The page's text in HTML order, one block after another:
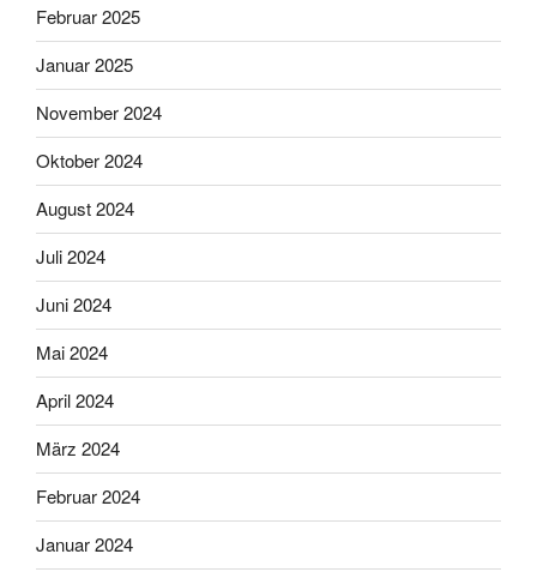
Februar 2025
Januar 2025
November 2024
Oktober 2024
August 2024
Juli 2024
Juni 2024
Mai 2024
April 2024
März 2024
Februar 2024
Januar 2024